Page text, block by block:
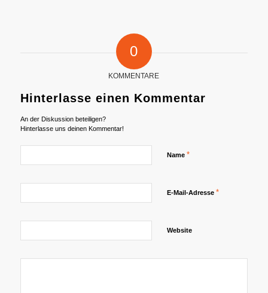
0
KOMMENTARE
Hinterlasse einen Kommentar
An der Diskussion beteiligen?
Hinterlasse uns deinen Kommentar!
Name *
E-Mail-Adresse *
Website